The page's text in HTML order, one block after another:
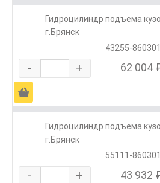
Гидроцилиндр подъема
г.Брянск
43255-
- + 62 004
Ä
Гидроцилиндр подъема
г.Брянск
55111-
- + 43 932